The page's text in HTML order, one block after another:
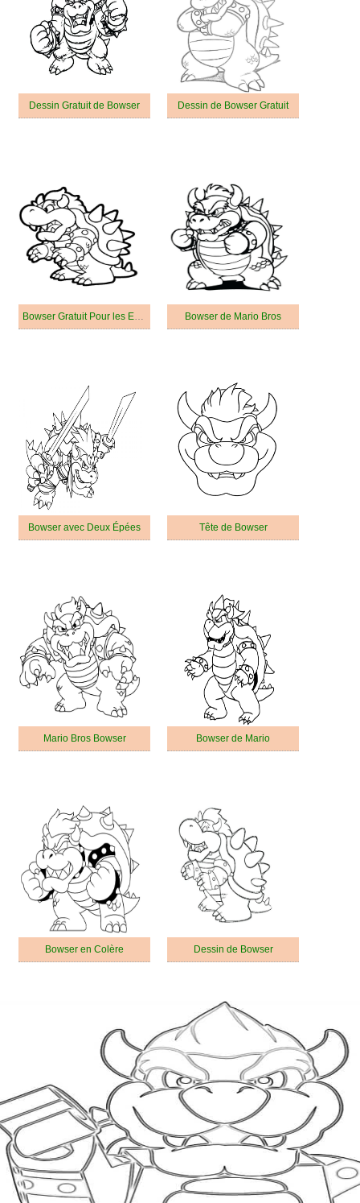
Dessin Gratuit de Bowser Dessin de Bowser Gratuit
Bowser Gratuit Pour les Enfants Bowser de Mario Bros
Bowser avec Deux Épées Tête de Bowser
Mario Bros Bowser Bowser de Mario
Bowser en Colère Dessin de Bowser